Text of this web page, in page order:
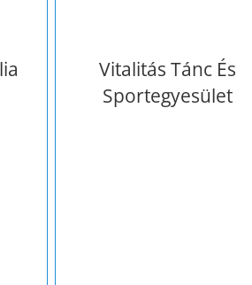
Vitalitás Tánc És
Sportegyesület